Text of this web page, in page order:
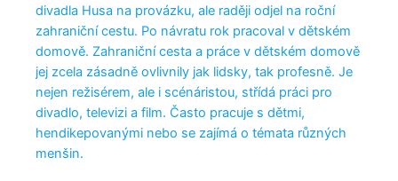
divadla Husa na provázku, ale raději odjel na roční
zahraniční cestu. Po návratu rok pracoval v dětském
domově. Zahraniční cesta a práce v dětském domově
jej zcela zásadně ovlivnily jak lidsky, tak profesně. Je
nejen režisérem, ale i scénáristou, střídá práci pro
divadlo, televizi a film. Často pracuje s dětmi,
hendikepovanými nebo se zajímá o témata různých
menšin.